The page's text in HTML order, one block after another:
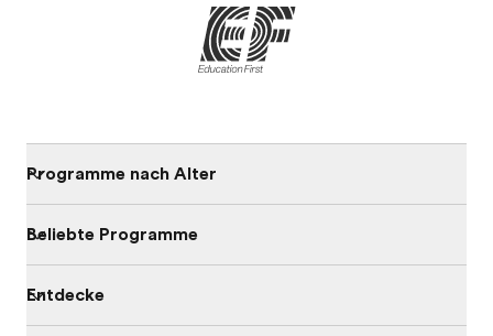
Programme nach Alter
Beliebte Programme
Entdecke